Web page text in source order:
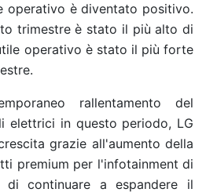
operativo è diventato positivo.
trimestre è stato il più alto di
operativo è stato il più forte
rallentamento del
elettrici in questo periodo, LG
grazie all'aumento della
premium per l'infotainment di
continuare a espandere il